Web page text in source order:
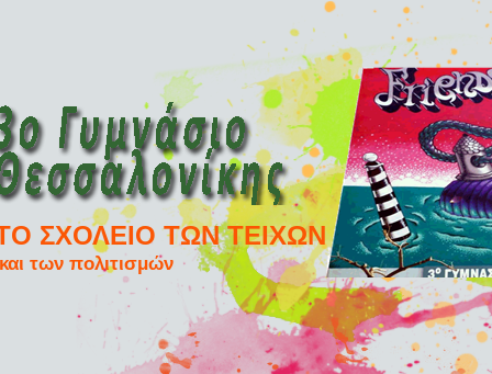
ΣΧΟΛΕΙΟ ΤΩΝ ΤΕΙΧΩΝ
και των πολιτισμών